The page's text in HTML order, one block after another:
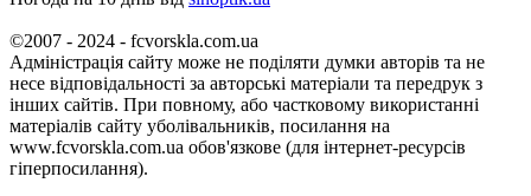
©2007 - 2024 - fcvorskla.com.ua
Адміністрація сайту може не поділяти думки авторів та не
несе відповідальності за авторські матеріали та передрук з
інших сайтів. При повному, або частковому використанні
матеріалів сайту уболівальників, посилання на
www.fcvorskla.com.ua обов'язкове (для інтернет-ресурсів
гіперпосилання).